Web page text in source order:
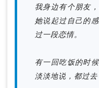
我身边有个朋友
她说起过自己的
过一段恋情。
有一回吃饭的时
淡淡地说，都过去